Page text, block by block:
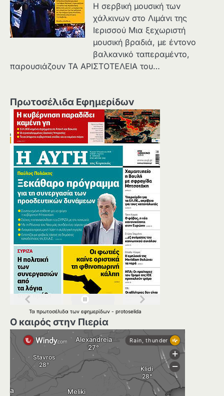
Η σερβική μουσική των
χάλκινων στο Λιμάνι της
Ιερισσού Μια ξεχωριστή
μουσική βραδιά, με έντονο
βαλκανικό ταπεραμέντο,
παρουσιάζουν ΤΑ ΑΡΙΣΤΟΤΕΛΕΙΑ του…
Πρωτοσέλιδα Εφημερίδων
Τα πρωτοσέλιδα των εφημερίδων - protoselida
Ο καιρός στην Πιερία